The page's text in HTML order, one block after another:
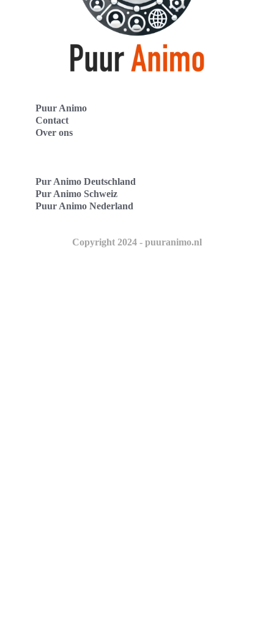
Puur Animo
Contact
Over ons
Pur Animo Deutschland
Pur Animo Schweiz
Puur Animo Nederland
Copyright 2024 - puuranimo.nl